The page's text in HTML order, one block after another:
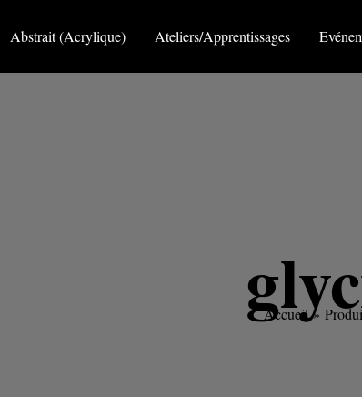
Abstrait (Acrylique) Ateliers/Apprentissages
Accueil